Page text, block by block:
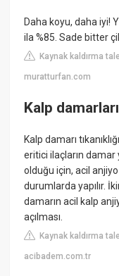
Daha koyu, daha iyi!
ila %85. Sade bitter
Kaynak kaldırma
muratturfan.com
Kalp
Kalp damarı
eritici ilaçların damar
olduğu için, acil
durumlarda yapılır.
damarın acil kalp
açılması.
Kaynak kaldırma
acibadem.com.tr